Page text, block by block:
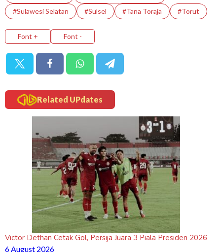
#Sulawesi Selatan #Sulsel #tana Toraja #Torut
Font + Font -
Related UPdates
Victor Dethan Cetak Gol, Persija Juara 3 Piala Presiden 2026
6 August 2026